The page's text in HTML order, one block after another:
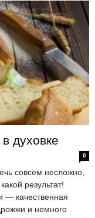
духовке
0
совсем несложно,
результат!
— качественная
и немного